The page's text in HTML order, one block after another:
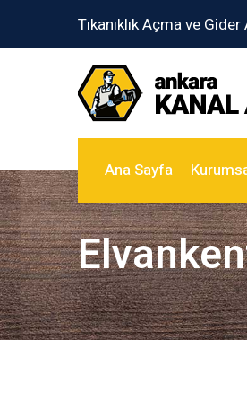
Tıkanıklık Açma ve
Ana Sayfa